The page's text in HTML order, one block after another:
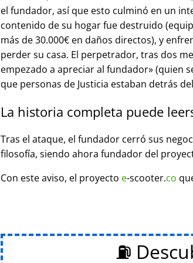
el fundador, así que esto culminó en un
contenido de su hogar fue destruido
más de 30.000€ en daños directos), y
perder su casa. El perpetrador, tras dos
empezado a apreciar al fundador (quien
que personas de Justicia estaban detrás
La historia completa puede
Tras el ataque, el fundador cerró sus
filosofía, siendo ahora fundador del
Con este aviso, el proyecto e-scooter.co
⛽